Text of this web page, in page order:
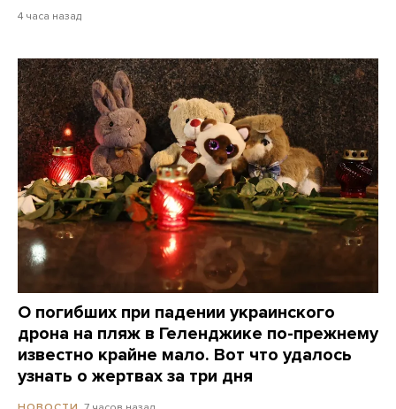
4 часа назад
О погибших при падении украинского
дрона на пляж в Геленджике по-прежнему
известно крайне мало. Вот что удалось
узнать о жертвах за три дня